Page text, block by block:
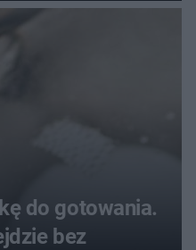
do gotowania.
bez